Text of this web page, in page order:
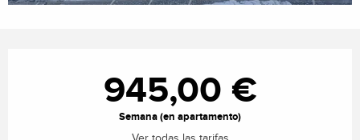
945,00 €
Semana (en apartamento)